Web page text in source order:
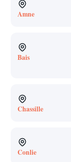
Amne
Bais
Chassille
Conlie